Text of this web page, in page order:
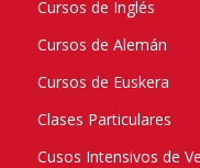
Cursos de Inglés
Cursos de Alemán
Cursos de Euskera
Clases Particulares
Cusos Intensivos de